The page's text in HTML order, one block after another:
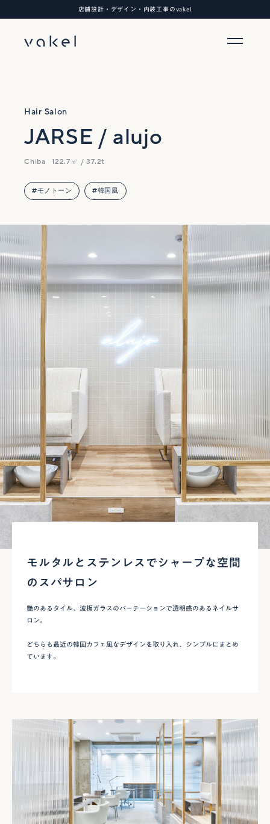
店舗設計・デザイン・内装工事のvakel
Hair Salon
JARSE / alujo
Chiba 122.7㎡ / 37.2t
#モノトーン #韓国風
モルタルとステンレスでシャープな空間
のスパサロン
艶のあるタイル、波板ガラスのパーテーションで透明感のあるネイルサ
ロン。
どちらも最近の韓国カフェ風なデザインを取り入れ、シンプルにまとめ
ています。